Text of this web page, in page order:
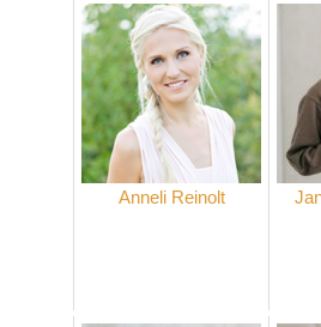
Anneli Reinolt